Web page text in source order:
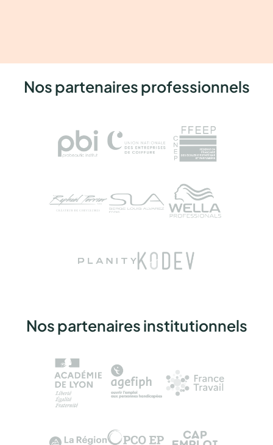
Nos partenaires professionnels
Nos partenaires institutionnels